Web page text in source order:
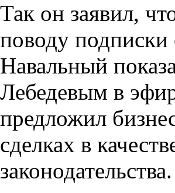
Так он заявил,
поводу подписки
Навальный
Лебедевым в
предложил
сделках в
законодательства.